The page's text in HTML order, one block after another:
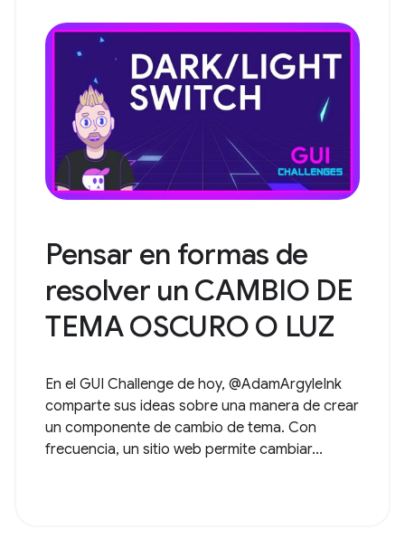
Pensar en formas de
resolver un CAMBIO DE
TEMA OSCURO O LUZ
En el GUI Challenge de hoy, @AdamArgyleInk
comparte sus ideas sobre una manera de crear
un componente de cambio de tema. Con
frecuencia, un sitio web permite cambiar...